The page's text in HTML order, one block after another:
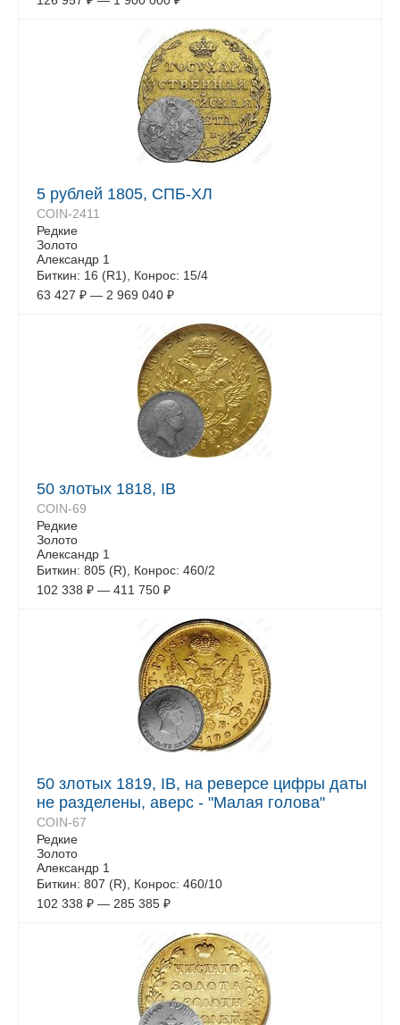
5 рублей 1805, СПБ-ХЛ
COIN-2411
Редкие
Золото
Александр 1
Биткин: 16 (R1), Конрос: 15/4
63 427 ₽ — 2 969 040 ₽
50 злотых 1818, IB
COIN-69
Редкие
Золото
Александр 1
Биткин: 805 (R), Конрос: 460/2
102 338 ₽ — 411 750 ₽
50 злотых 1819, IB, на реверсе цифры даты
не разделены, аверс - "Малая голова"
COIN-67
Редкие
Золото
Александр 1
Биткин: 807 (R), Конрос: 460/10
102 338 ₽ — 285 385 ₽